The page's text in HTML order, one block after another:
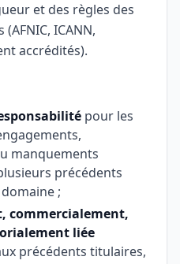
et des règles des
ICANN,
accrédités).
pour les
manquements
précédents
;
commercialement,
liée
précédents titulaires,